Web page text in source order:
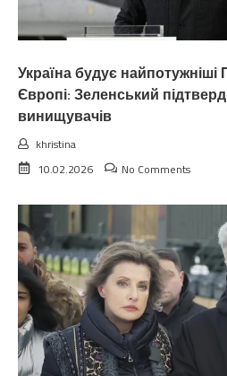
Україна будує найпотужніші
Європі: Зеленський
винищувачів
khristina
10.02.2026
No Comments